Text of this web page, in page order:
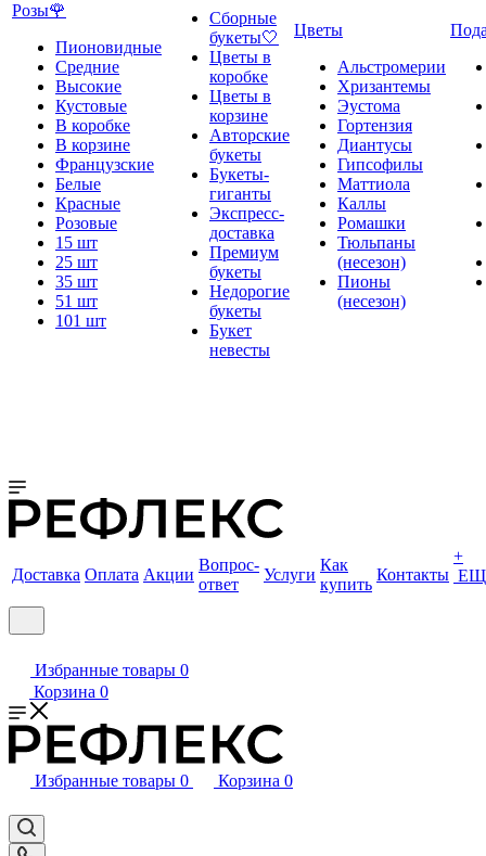
Розы🌹
Пионовидные
Средние
Высокие
Кустовые
В коробке
В корзине
Французские
Белые
Красные
Розовые
15 шт
25 шт
35 шт
51 шт
101 шт
Сборные
букеты🤍
Цветы в
коробке
Цветы в
корзине
Авторские
букеты
Букеты-
гиганты
Экспресс-
доставка
Премиум
букеты
Недорогие
букеты
Букет
невесты
Цветы
Альстромерии
Хризантемы
Эустома
Гортензия
Диантусы
Гипсофилы
Маттиола
Каллы
Ромашки
Тюльпаны
(несезон)
Пионы
(несезон)
Доставка Оплата Акции
Вопрос-
ответ
Услуги
Как
купить
Контакты
+
Избранные товары 0
Корзина 0
Избранные товары 0 Корзина 0